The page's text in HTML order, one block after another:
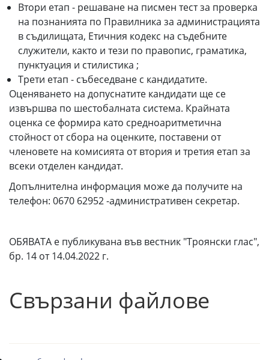
Втори етап - решаване на писмен тест за проверка
на познанията по Правилника за администрацията
в съдилищата, Етичния кодекс на съдебните
служители, както и тези по правопис, граматика,
пунктуация и стилистика ;
Трети етап - събеседване с кандидатите.
Оценяването на допуснатите кандидати ще се
извършва по шестобалната система. Крайната
оценка се формира като средноаритметична
стойност от сбора на оценките, поставени от
членовете на комисията от втория и третия етап за
всеки отделен кандидат.
Допълнителна информация може да получите на
телефон: 0670 62952 -административен секретар.
ОБЯВАТА е публикувана във вестник "Троянски глас",
бр. 14 от 14.04.2022 г.
Свързани файлове